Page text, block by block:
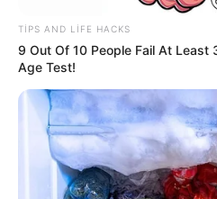
Zəlzələ OLDU
TIPS AND LIFE HACKS
9 Out Of 10 People Fail At Least
Age Test!